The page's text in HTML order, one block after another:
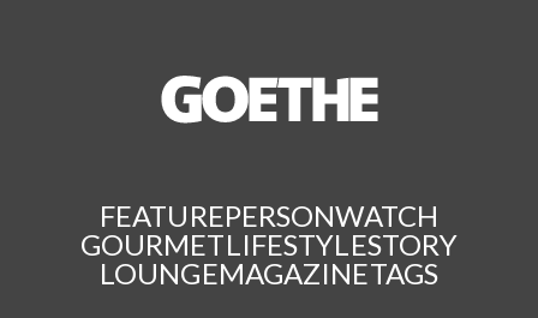
FEATUREPERSONWATCH
GOURMETLIFESTYLESTORY
LOUNGEMAGAZINETAGS